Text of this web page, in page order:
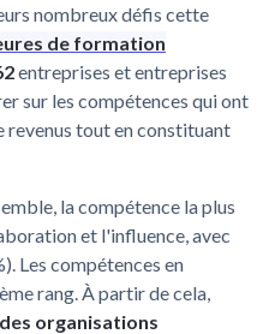
nombreux défis cette
de formation
entreprises et entreprises
sur les compétences qui ont
revenus tout en constituant
la compétence la plus
et l'influence, avec
Les compétences en
rang. À partir de cela,
organisations